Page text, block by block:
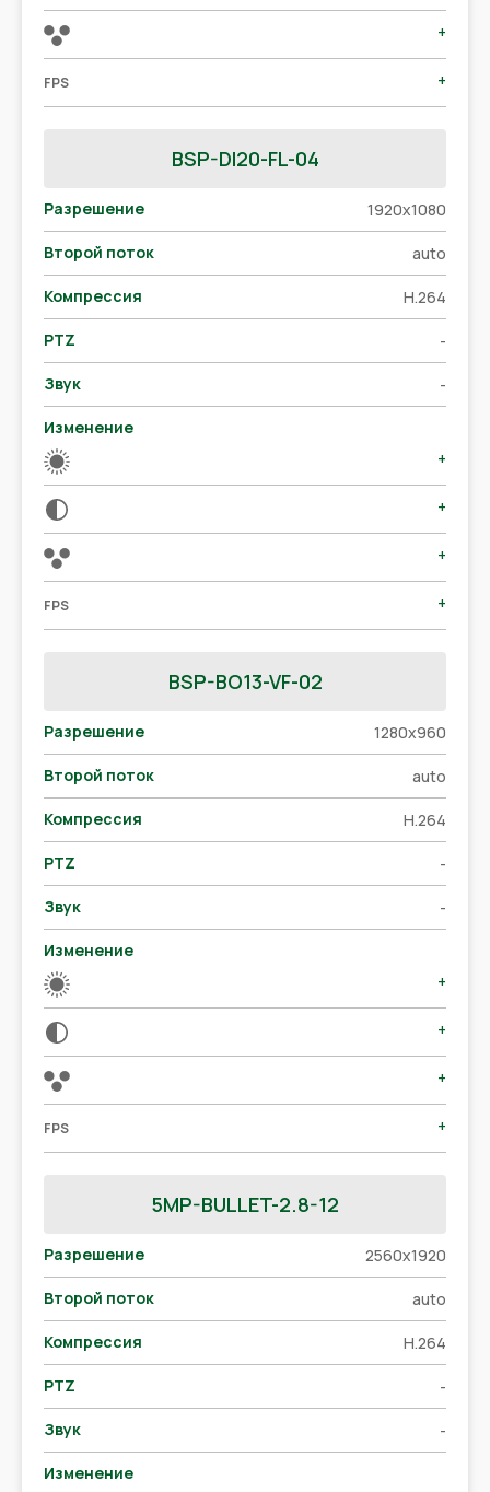
+
FPS +
BSP-DI20-FL-04
Разрешение 1920x1080
Второй поток auto
Компрессия H.264
PTZ -
Звук -
Изменение
+
+
+
FPS +
BSP-BO13-VF-02
Разрешение 1280x960
Второй поток auto
Компрессия H.264
PTZ -
Звук -
Изменение
+
+
+
FPS +
5MP-BULLET-2.8-12
Разрешение 2560x1920
Второй поток auto
Компрессия H.264
PTZ -
Звук -
Изменение